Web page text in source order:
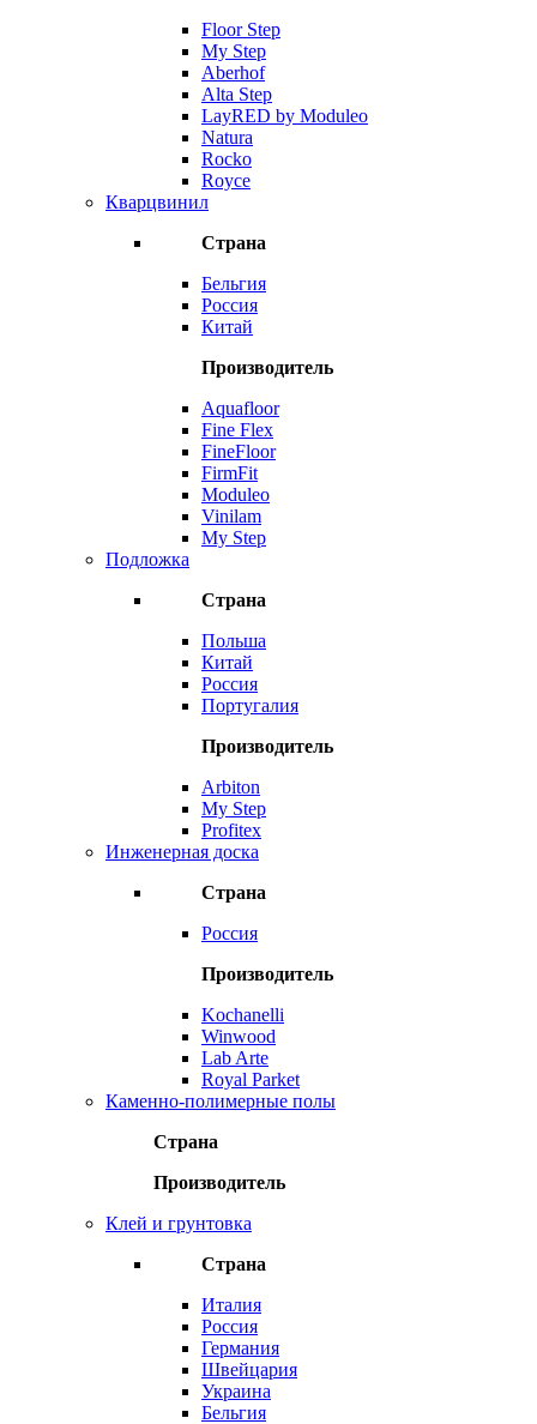
Floor Step
My Step
Aberhof
Alta Step
LayRED by Moduleo
Natura
Rocko
Royce
Кварцвинил
Страна
Бельгия
Россия
Китай
Производитель
Aquafloor
Fine Flex
FineFloor
FirmFit
Moduleo
Vinilam
My Step
Подложка
Страна
Польша
Китай
Россия
Португалия
Производитель
Arbiton
My Step
Profitex
Инженерная доска
Страна
Россия
Производитель
Kochanelli
Winwood
Lab Arte
Royal Parket
Каменно-полимерные полы
Страна
Производитель
Клей и грунтовка
Страна
Италия
Россия
Германия
Швейцария
Украина
Бельгия